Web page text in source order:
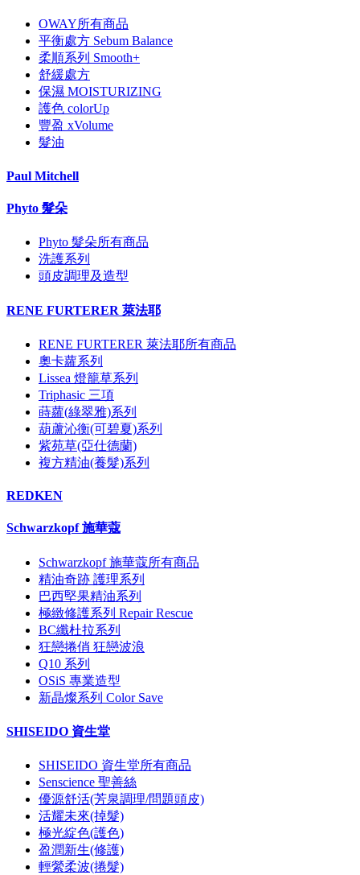
OWAY所有商品
平衡處方 Sebum Balance
柔順系列 Smooth+
舒緩處方
保濕 MOISTURIZING
護色 colorUp
豐盈 xVolume
髮油
Paul Mitchell
Phyto 髮朵
Phyto 髮朵所有商品
洗護系列
頭皮調理及造型
RENE FURTERER 萊法耶
RENE FURTERER 萊法耶所有商品
奧卡蘿系列
Lissea 燈籠草系列
Triphasic 三項
蒔蘿(綠翠雅)系列
葫蘆沁衡(可碧夏)系列
紫苑草(亞仕德蘭)
複方精油(養髮)系列
REDKEN
Schwarzkopf 施華蔻
Schwarzkopf 施華蔻所有商品
精油奇跡 護理系列
巴西堅果精油系列
極緻修護系列 Repair Rescue
BC纖杜拉系列
狂戀捲俏 狂戀波浪
Q10 系列
OSiS 專業造型
新晶燦系列 Color Save
SHISEIDO 資生堂
SHISEIDO 資生堂所有商品
Senscience 聖善絲
優源舒活(芳泉調理/問題頭皮)
活耀未來(掉髮)
極光綻色(護色)
盈潤新生(修護)
輕縈柔波(捲髮)